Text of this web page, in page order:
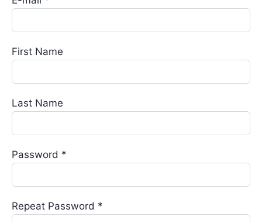
First Name
Last Name
Password *
Repeat Password *